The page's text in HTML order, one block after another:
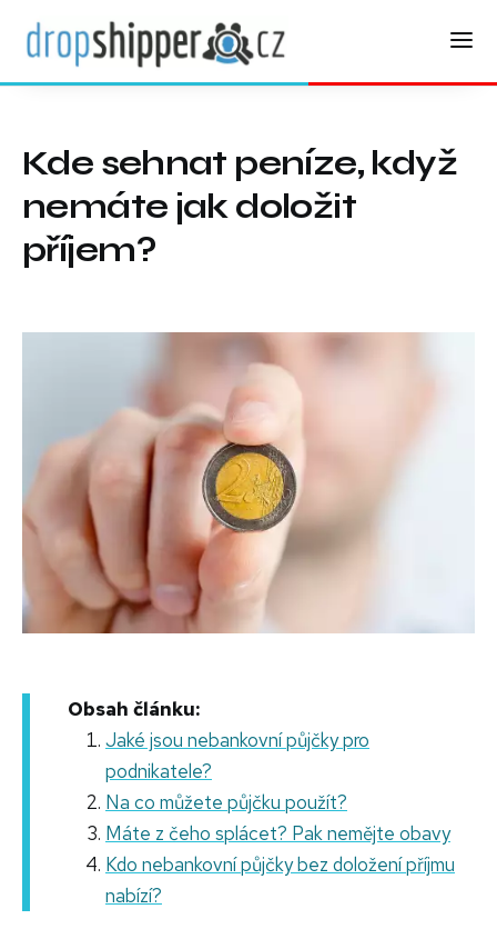
Kde sehnat peníze, když
nemáte jak doložit
příjem?
Obsah článku:
Jaké jsou nebankovní půjčky pro
podnikatele?
Na co můžete půjčku použít?
Máte z čeho splácet? Pak nemějte obavy
Kdo nebankovní půjčky bez doložení příjmu
nabízí?